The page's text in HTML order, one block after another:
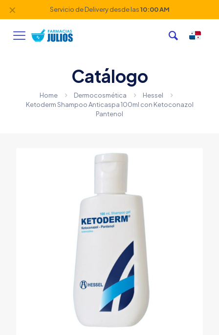
Servicio de Delivery desde las10:00 AM
✕
Catálogo
Home Dermocosmética
Hessel
Ketoderm Shampoo Anticaspa 100ml con Ketoconazol
Pantenol